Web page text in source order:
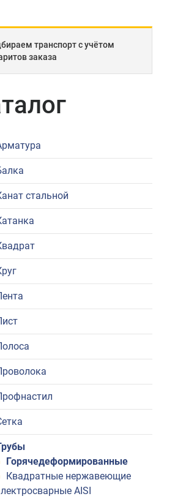
транспорт с учётом
заказа
стальной
Горячедеформированные
Квадратные нержавеющие
AISI